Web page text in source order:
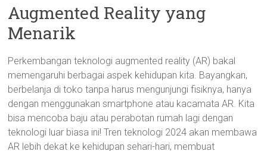
Augmented Reality yang
Menarik
Perkembangan teknologi augmented reality (AR) bakal
memengaruhi berbagai aspek kehidupan kita. Bayangkan,
berbelanja di toko tanpa harus mengunjungi fisiknya, hanya
dengan menggunakan smartphone atau kacamata AR. Kita
bisa mencoba baju atau perabotan rumah lagi dengan
teknologi luar biasa ini! Tren teknologi 2024 akan membawa
AR lebih dekat ke kehidupan sehari-hari, membuat